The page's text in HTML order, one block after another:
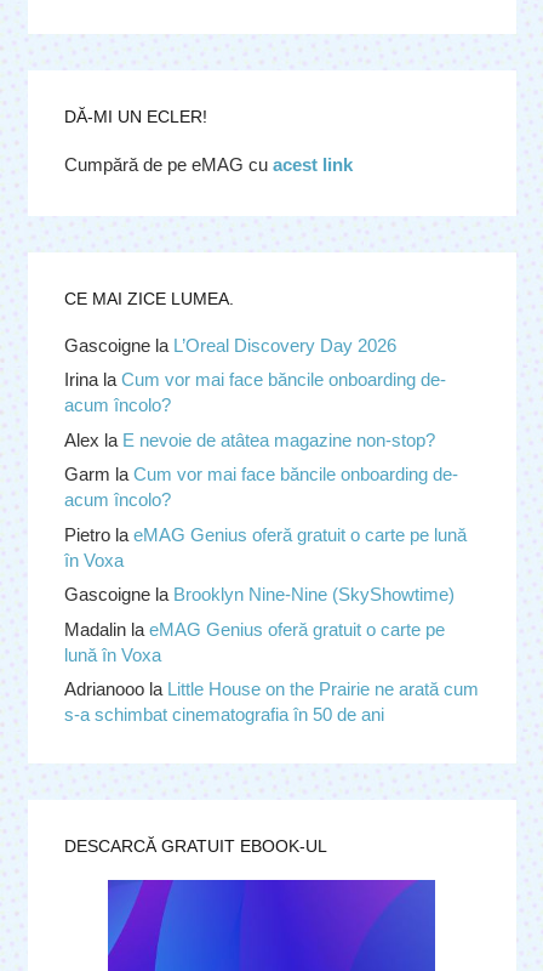
DĂ-MI UN ECLER!
Cumpără de pe eMAG cu acest link
CE MAI ZICE LUMEA.
Gascoignela L’Oreal Discovery Day 2026
Irinala Cum vor mai face băncile onboarding de-
acum încolo?
Alex la E nevoie de atâtea magazine non-stop?
Garm la Cum vor mai face băncile onboarding de-
acum încolo?
Pietrola eMAG Genius oferă gratuit o carte pe lună
în Voxa
Gascoignela Brooklyn Nine-Nine (SkyShowtime)
Madalinla eMAG Genius oferă gratuit o carte pe
lună în Voxa
Adrianooola Little House on the Prairie ne arată cum
s-a schimbat cinematografia în 50 de ani
DESCARCĂ GRATUIT EBOOK-UL